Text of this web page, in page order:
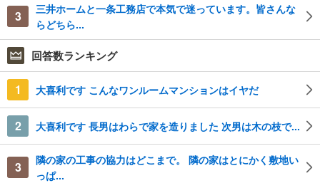
3
三井ホームと一条工務店で本気で迷っています。皆さんな
らどちら...
回答数ランキング
1 大喜利です こんなワンルームマンションはイヤだ
2 大喜利です 長男はわらで家を造りました 次男は木の枝で...
3
隣の家の工事の協力はどこまで。 隣の家はとにかく敷地い
っぱ...